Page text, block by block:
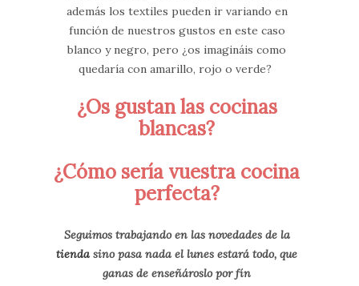
además los textiles pueden ir variando en
función de nuestros gustos en este caso
blanco y negro, pero ¿os imagináis como
quedaría con amarillo, rojo o verde?
¿Os gustan las cocinas
blancas?
¿Cómo sería vuestra cocina
perfecta?
Seguimos trabajando en las novedades de la
tienda sino pasa nada el lunes estará todo, que
ganas de enseñároslo por fín